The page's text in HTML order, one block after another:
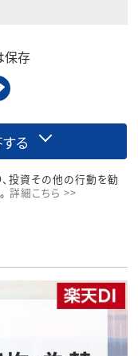
保存
る
投資その他の行動を勧
詳細こちら >>